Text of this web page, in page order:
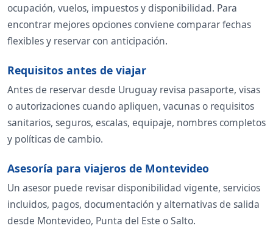
ocupación, vuelos, impuestos y disponibilidad. Para
encontrar mejores opciones conviene comparar fechas
flexibles y reservar con anticipación.
Requisitos antes de viajar
Antes de reservar desde Uruguay revisa pasaporte, visas
o autorizaciones cuando apliquen, vacunas o requisitos
sanitarios, seguros, escalas, equipaje, nombres completos
y políticas de cambio.
Asesoría para viajeros de Montevideo
Un asesor puede revisar disponibilidad vigente, servicios
incluidos, pagos, documentación y alternativas de salida
desde Montevideo, Punta del Este o Salto.